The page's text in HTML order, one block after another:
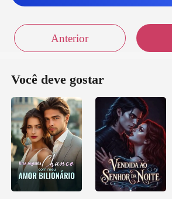
Anterior
Você deve gostar